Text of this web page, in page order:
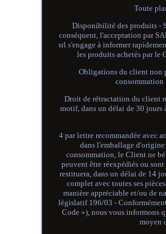
Toute
Disponibilité des produits -
conséquent, l'acceptation par
srl s'engage à informer
les produits achetés par le
Obligations du client non
consommation
Droit de rétractation du client
motif, dans un délai de 30 jours
4 par lettre recommandée avec
dans l'emballage
consommation, le Client ne
peuvent être réexpédiés ou
restituera, dans un délai de 14
complet avec toutes ses
manière appréciable et/ou de
législatif 196/03 -
Code »), nous vous informons
moyen